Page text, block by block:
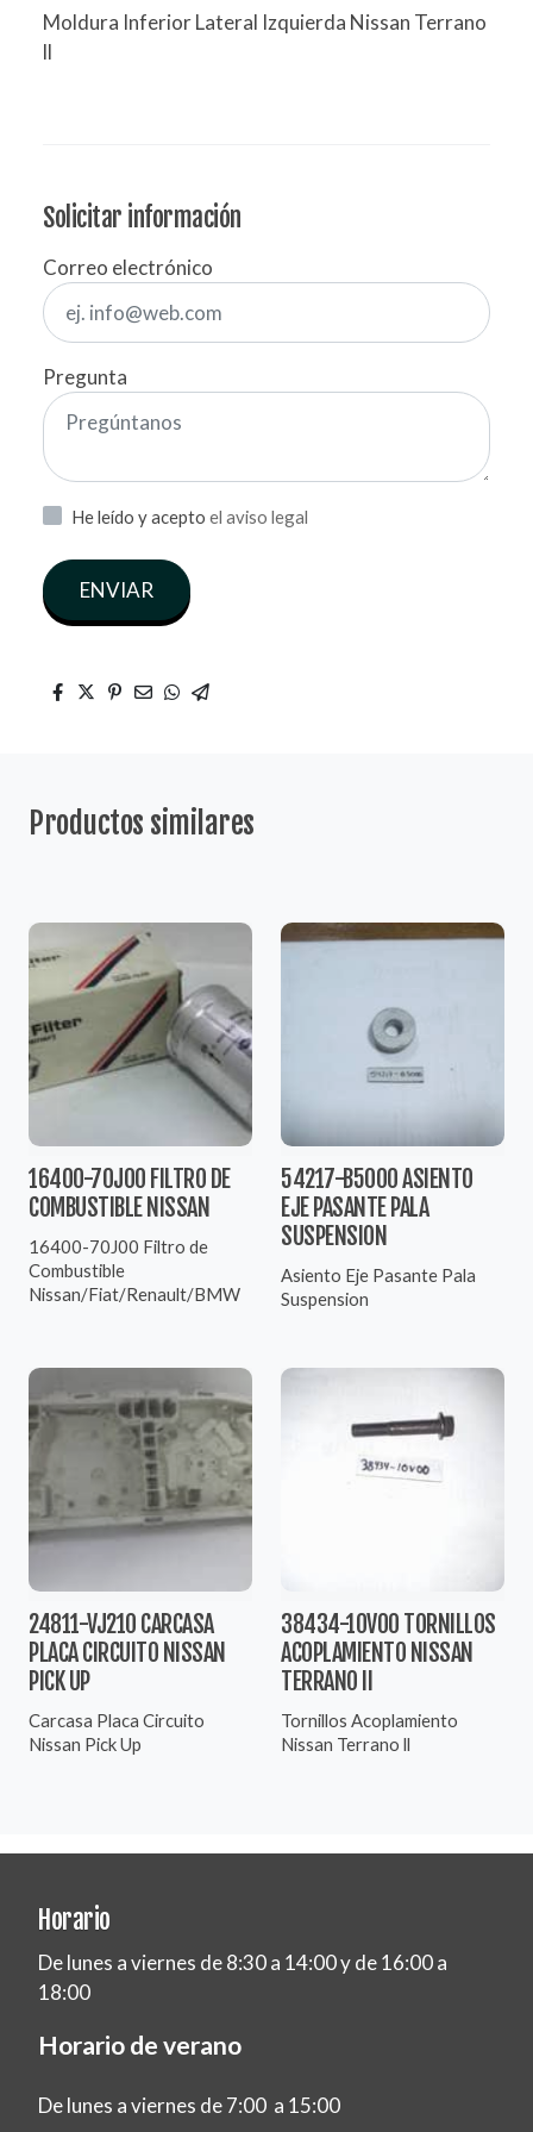
Moldura Inferior Lateral Izquierda Nissan Terrano
ll
Solicitar información
Correo electrónico
Pregunta
He leído y acepto el aviso legal
ENVIAR
Productos similares
16400-70J00 FILTRO DE
COMBUSTIBLE NISSAN
16400-70J00 Filtro de
Combustible
Nissan/Fiat/Renault/BMW
54217-B5000 ASIENTO
EJE PASANTE PALA
SUSPENSION
Asiento Eje Pasante Pala
Suspension
24811-VJ210 CARCASA
PLACA CIRCUITO NISSAN
PICK UP
Carcasa Placa Circuito
Nissan Pick Up
38434-10V00 TORNILLOS
ACOPLAMIENTO NISSAN
TERRANO II
Tornillos Acoplamiento
Nissan Terrano ll
Horario
De lunes a viernes de 8:30 a 14:00 y de 16:00 a
18:00
Horario de verano
De lunes a viernes de 7:00 a 15:00